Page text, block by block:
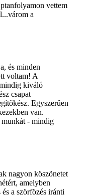
vettem
a
és minden
voltam! A
kiváló
csapat
Egyszerűen
van.
- mindig
nagyon köszönetet
amelyben
a szörfözés iránti